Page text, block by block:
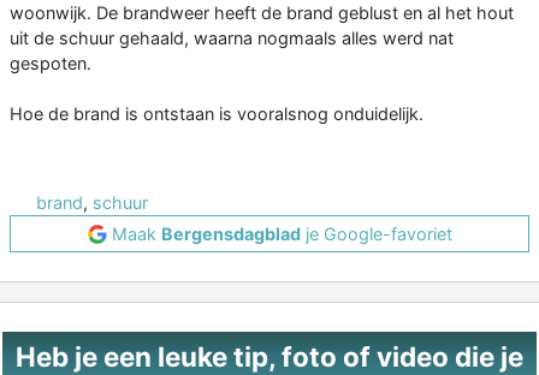
woonwijk. De brandweer heeft de brand geblust en al het hout
uit de schuur gehaald, waarna nogmaals alles werd nat
gespoten.
Hoe de brand is ontstaan is vooralsnog onduidelijk.
brand, schuur
Maak Bergensdagbladje Google-favoriet
Heb je een leuke tip, foto of video die je